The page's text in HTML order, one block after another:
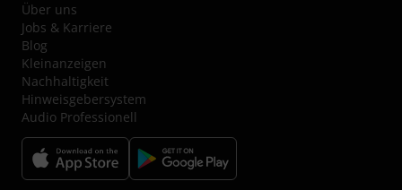
Über uns
Jobs & Karriere
Blog
Kleinanzeigen
Nachhaltigkeit
Hinweisgebersystem
Audio Professionell